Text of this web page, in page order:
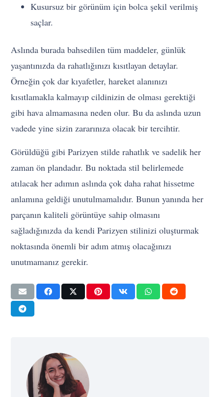
Kusursuz bir görünüm için bolca şekil verilmiş
saçlar.
Aslında burada bahsedilen tüm maddeler, günlük
yaşantınızda da rahatlığınızı kısıtlayan detaylar.
Örneğin çok dar kıyafetler, hareket alanınızı
kısıtlamakla kalmayıp cildinizin de olması gerektiği
gibi hava almamasına neden olur. Bu da aslında uzun
vadede yine sizin zararınıza olacak bir tercihtir.
Görüldüğü gibi Parizyen stilde rahatlık ve sadelik her
zaman ön plandadır. Bu noktada stil belirlemede
atılacak her adımın aslında çok daha rahat hissetme
anlamına geldiği unutulmamalıdır. Bunun yanında her
parçanın kaliteli görüntüye sahip olmasını
sağladığınızda da kendi Parizyen stilinizi oluşturmak
noktasında önemli bir adım atmış olacağınızı
unutmamanız gerekir.